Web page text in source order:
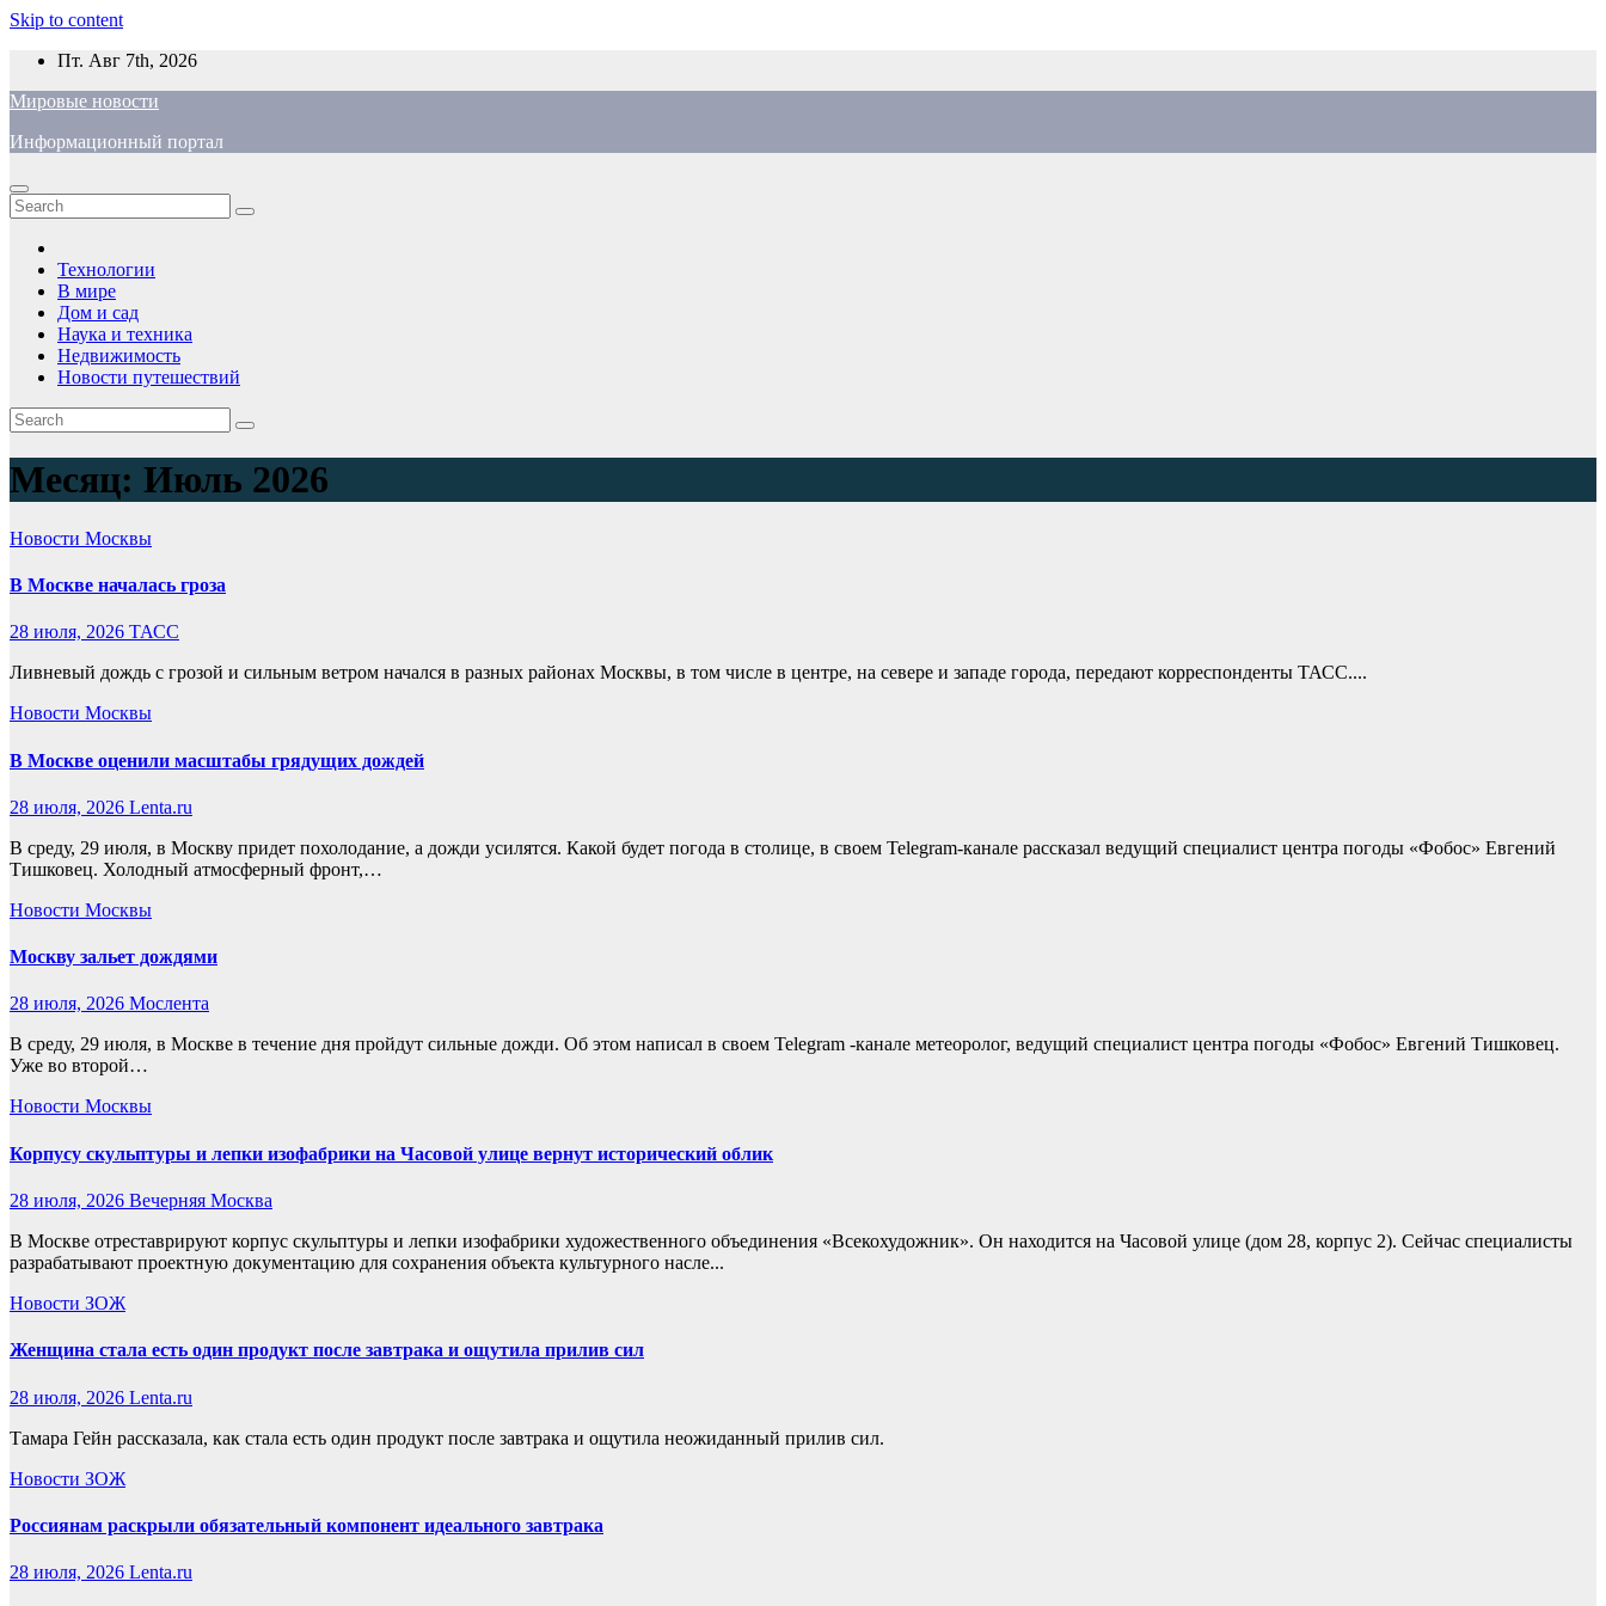
Skip to content
Пт. Авг 7th, 2026
Мировые новости
Информационный портал
Технологии
В мире
Дом и сад
Наука и техника
Недвижимость
Новости путешествий
Месяц: Июль 2026
Новости Москвы
В Москве началась гроза
28 июля, 2026 ТАСС
Ливневый дождь с грозой и сильным ветром начался в разных районах Москвы, в том числе в центре, на севере и западе города, передают корреспонденты ТАСС....
Новости Москвы
В Москве оценили масштабы грядущих дождей
28 июля, 2026 Lenta.ru
В среду, 29 июля, в Москву придет похолодание, а дожди усилятся. Какой будет погода в столице, в своем Telegram-канале рассказал ведущий специалист центра погоды «Фобос» Евгений
Тишковец. Холодный атмосферный фронт,…
Новости Москвы
Москву зальет дождями
28 июля, 2026 Мослента
В среду, 29 июля, в Москве в течение дня пройдут сильные дожди. Об этом написал в своем Telegram -канале метеоролог, ведущий специалист центра погоды «Фобос» Евгений Тишковец.
Уже во второй…
Новости Москвы
Корпусу скульптуры и лепки изофабрики на Часовой улице вернут исторический облик
28 июля, 2026 Вечерняя Москва
В Москве отреставрируют корпус скульптуры и лепки изофабрики художественного объединения «Всекохудожник». Он находится на Часовой улице (дом 28, корпус 2). Сейчас специалисты
разрабатывают проектную документацию для сохранения объекта культурного насле...
Новости ЗОЖ
Женщина стала есть один продукт после завтрака и ощутила прилив сил
28 июля, 2026 Lenta.ru
Тамара Гейн рассказала, как стала есть один продукт после завтрака и ощутила неожиданный прилив сил.
Новости ЗОЖ
Россиянам раскрыли обязательный компонент идеального завтрака
28 июля, 2026 Lenta.ru